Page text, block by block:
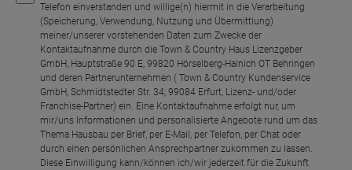
Telefon einverstanden und willige(n) hiermit in die Verarbeitung
(Speicherung, Verwendung, Nutzung und Übermittlung)
meiner/unserer vorstehenden Daten zum Zwecke der
Kontaktaufnahme durch die Town & Country Haus Lizenzgeber
GmbH, Hauptstraße 90 E, 99820 Hörselberg-Hainich OT Behringen
und deren Partnerunternehmen ( Town & Country Kundenservice
GmbH, Schmidtstedter Str. 34, 99084 Erfurt, Lizenz- und/oder
Franchise-Partner) ein. Eine Kontaktaufnahme erfolgt nur, um
mir/uns Informationen und personalisierte Angebote rund um das
Thema Hausbau per Brief, per E-Mail, per Telefon, per Chat oder
durch einen persönlichen Ansprechpartner zukommen zu lassen.
Diese Einwilligung kann/können ich/wir jederzeit für die Zukunft